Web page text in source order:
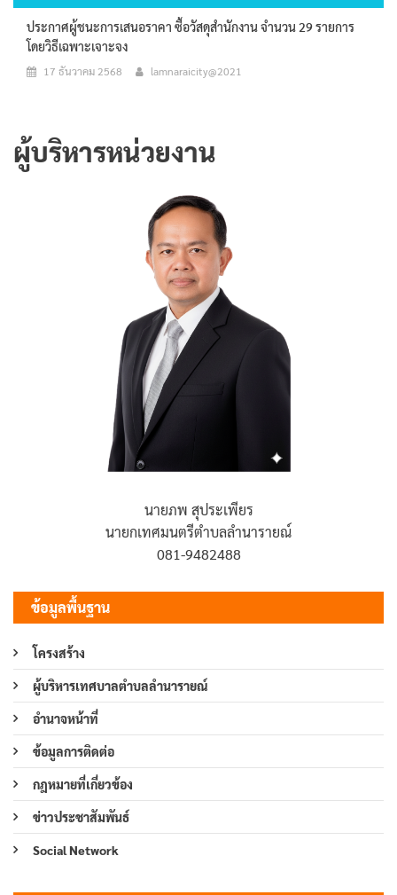
ประกาศผู้ชนะการเสนอราคา ซื้อวัสดุสำนักงาน จำนวน 29 รายการ
โดยวิธีเฉพาะเจาะจง
17 ธันวาคม 2568 lamnaraicity@2021
ผู้บริหารหน่วยงาน
นายภพ สุประเพียร
นายกเทศมนตรีตำบลลำนารายณ์
081-9482488
ข้อมูลพื้นฐาน
โครงสร้าง
ผู้บริหารเทศบาลตำบลลำนารายณ์
อำนาจหน้าที่
ข้อมูลการติดต่อ
กฎหมายที่เกี่ยวข้อง
ข่าวประชาสัมพันธ์
Social Network